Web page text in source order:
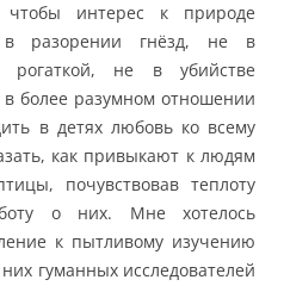
чтобы интерес к природе
разорении гнёзд, не в
рогаткой, не в убийстве
более разумном отношении
в детях любовь ко всему
как привыкают к людям
почувствовав теплоту
о них. Мне хотелось
к пытливому изучению
гуманных исследователей